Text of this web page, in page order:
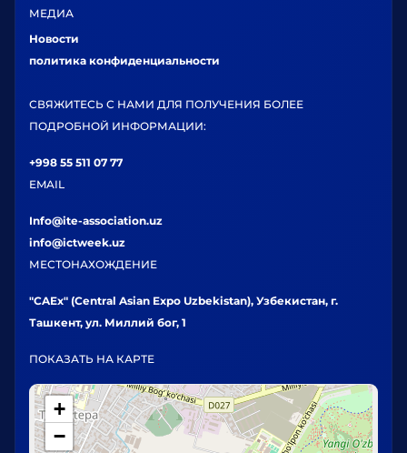
МЕДИА
Новости
политика конфиденциальности
СВЯЖИТЕСЬ С НАМИ ДЛЯ ПОЛУЧЕНИЯ БОЛЕЕ
ПОДРОБНОЙ ИНФОРМАЦИИ:
+998 55 511 07 77
EMAIL
Info@ite-association.uz
info@ictweek.uz
МЕСТОНАХОЖДЕНИЕ
"CAEx" (Central Asian Expo Uzbekistan), Узбекистан, г.
Ташкент, ул. Миллий бог, 1
ПОКАЗАТЬ НА КАРТЕ
+
−